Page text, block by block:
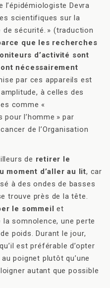
l’épidémiologiste Devra
scientifiques sur la
de sécurité. » (traduction
que les recherches
d’activité sont
nécessairement
par ces appareils est
à celles des
comme «
l’homme » par
de l’Organisation
de retirer le
moment d’aller au lit, car
à des ondes de basses
trouve près de la tête.
le sommeil et
somnolence, une perte
poids. Durant le jour,
est préférable d’opter
poignet plutôt qu’une
autant que possible